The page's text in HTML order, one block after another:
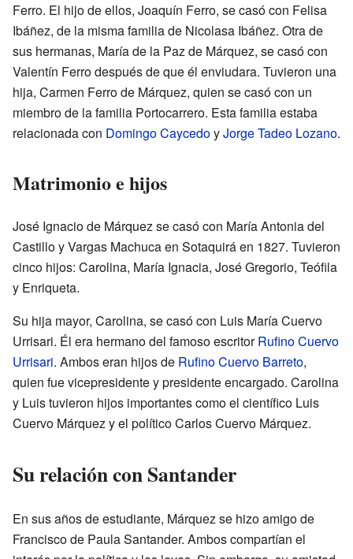
Ferro. El hijo de ellos, Joaquín Ferro, se casó con Felisa
Ibáñez, de la misma familia de Nicolasa Ibáñez. Otra de
sus hermanas, María de la Paz de Márquez, se casó con
Valentín Ferro después de que él enviudara. Tuvieron una
hija, Carmen Ferro de Márquez, quien se casó con un
miembro de la familia Portocarrero. Esta familia estaba
relacionada con Domingo CaycedoyJorge Tadeo Lozano.
Matrimonio e hijos
José Ignacio de Márquez se casó con María Antonia del
Castillo y Vargas Machuca en Sotaquirá en 1827. Tuvieron
cinco hijos: Carolina, María Ignacia, José Gregorio, Teófila
y Enriqueta.
Su hija mayor, Carolina, se casó con Luis María Cuervo
Urrisari. Él era hermano del famoso escritorRufino Cuervo
Urrisari. Ambos eran hijos de Rufino Cuervo Barreto,
quien fue vicepresidente y presidente encargado. Carolina
y Luis tuvieron hijos importantes como el científico Luis
Cuervo Márquez y el político Carlos Cuervo Márquez.
Su relación con Santander
En sus años de estudiante, Márquez se hizo amigo de
Francisco de Paula Santander. Ambos compartían el